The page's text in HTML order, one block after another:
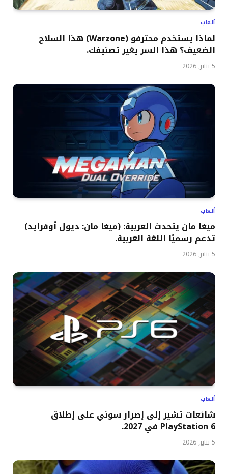
ألعاب
لماذا يستخدم محترفو (Warzone) هذا السلاح
الضعيف؟ هذا السر يغير تصنيفك.
5 يناير, 2026
ألعاب
ميغا مان يتحدث العربية: (ميغا مان: ديول أوفرايد)
تدعم رسميًا اللغة العربية.
5 يناير, 2026
ألعاب
شائعات تشير إلى إصرار سوني على إطلاق
PlayStation 6 في 2027.
5 يناير, 2026